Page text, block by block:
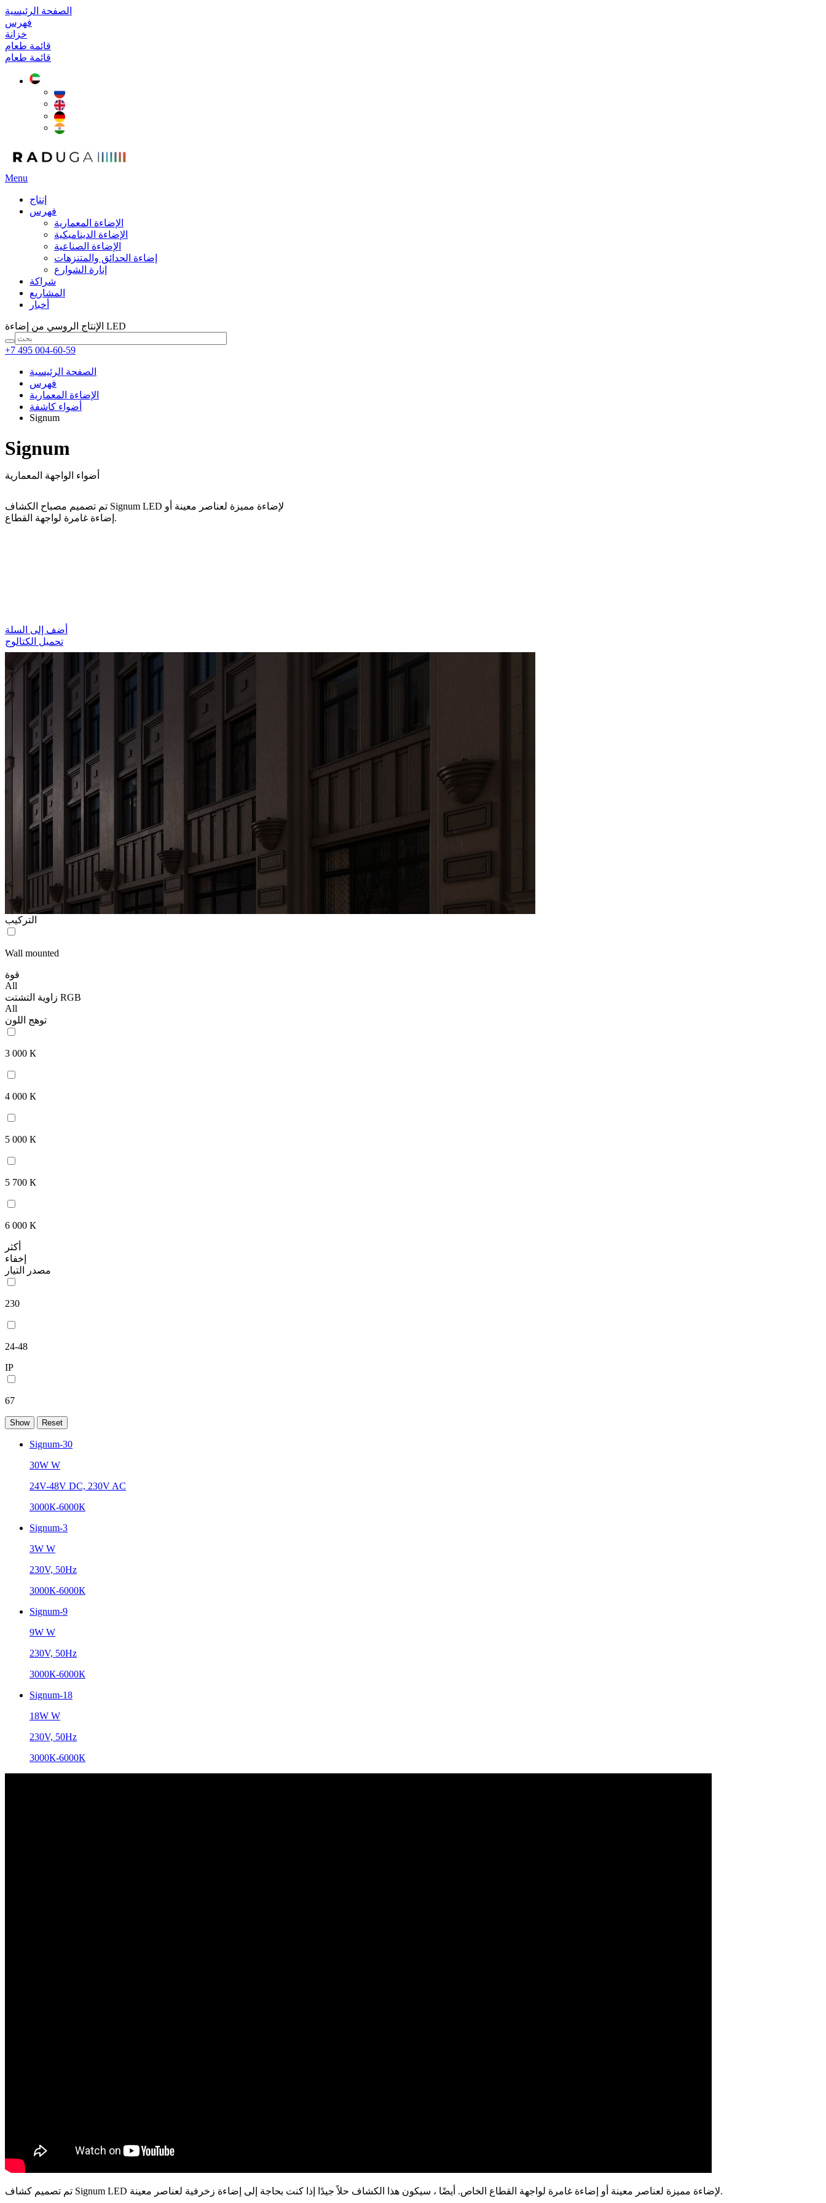
الصفحة الرئيسية
فهرس
خزانة
قائمة طعام
قائمة طعام
Menu
إنتاج
فهرس
الإضاءة المعمارية
الإضاءة الديناميكية
الإضاءة الصناعية
إضاءة الحدائق والمتنزهات
إنارة الشوارع
شراكة
المشاريع
أخبار
الإنتاج الروسي من إضاءة LED
+7 495 004-60-59
الصفحة الرئيسية
فهرس
الإضاءة المعمارية
أضواء كاشفة
Signum
Signum
أضواء الواجهة المعمارية
تم تصميم مصباح الكشاف Signum LED لإضاءة مميزة لعناصر معينة أو
إضاءة غامرة لواجهة القطاع.
أضف إلى السلة
تحميل الكتالوج
التركيب
Wall mounted
قوة
All
زاوية التشتت RGB
All
توهج اللون
3 000 К
4 000 К
5 000 К
5 700 К
6 000 К
أكثر
إخفاء
مصدر التيار
230
24-48
IP
67
Signum-30
30W W
24V-48V DC, 230V AC
3000К-6000К
Signum-3
3W W
230V, 50Hz
3000К-6000К
Signum-9
9W W
230V, 50Hz
3000К-6000К
Signum-18
18W W
230V, 50Hz
3000К-6000К
تم تصميم كشاف Signum LED لإضاءة مميزة لعناصر معينة أو إضاءة غامرة لواجهة القطاع الخاص. أيضًا ، سيكون هذا الكشاف حلاً جيدًا إذا كنت بحاجة إلى إضاءة زخرفية لعناصر معينة.